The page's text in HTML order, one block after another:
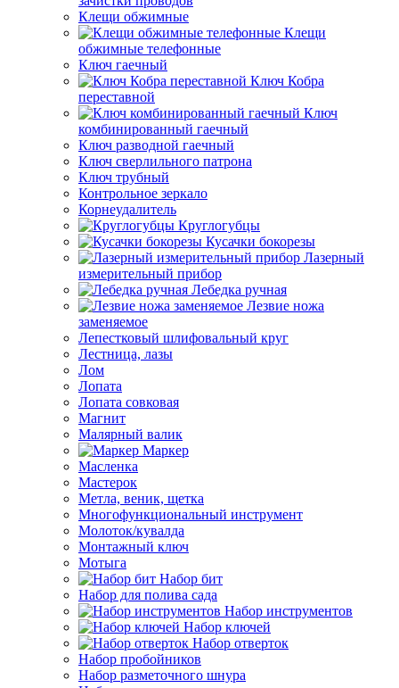
Клещи обжимные
Клещи
обжимные телефонные
Ключ гаечный
Ключ Кобра
переставной
Ключ
комбинированный гаечный
Ключ разводной гаечный
Ключ сверлильного патрона
Ключ трубный
Контрольное зеркало
Корнеудалитель
Круглогубцы
Кусачки бокорезы
Лазерный
измерительный прибор
Лебедка ручная
Лезвие ножа
заменяемое
Лепестковый шлифовальный круг
Лестница, лазы
Лом
Лопата
Лопата совковая
Магнит
Малярный валик
Маркер
Масленка
Мастерок
Метла, веник, щетка
Многофункциональный инструмент
Молоток/кувалда
Монтажный ключ
Мотыга
Набор бит
Набор для полива сада
Набор инструментов
Набор ключей
Набор отверток
Набор пробойников
Набор разметочного шнура